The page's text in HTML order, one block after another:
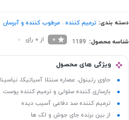
دسته بندی: ترمیم کننده ، مرطوب کننده و آبرسان
شناسه محصول: 1189
0 از 0 رای
ویژگی های محصول
حاوی رتینول، عصاره سنتلا آسیاتیکا،
بازسازی کننده سلولی و ترمیم کننده پوست
ترمیم کننده سد دفاعی آسیب دیده
از بین برنده جای جوش و لک ها